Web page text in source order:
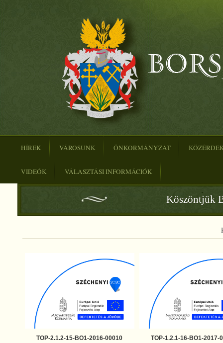
HÍREK VÁROSUNK ÖNKORMÁNYZAT
VIDEÓK VÁLASZTÁSI INFORMÁCIÓK
Köszöntjük
TOP-2.1.2-15-BO1-2016-00010 TOP-1.2.1-16-BO1-2017-